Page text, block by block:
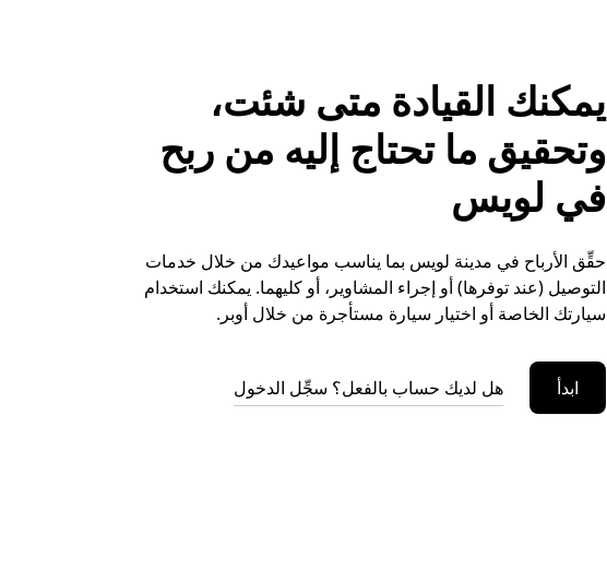
يمكنك القيادة متى شئت،
وتحقيق ما تحتاج إليه من ربح
في لويس
حقِّق الأرباح في مدينة لويس بما يناسب مواعيدك من خلال خدمات
التوصيل (عند توفرها) أو إجراء المشاوير، أو كليهما. يمكنك استخدام
سيارتك الخاصة أو اختيار سيارة مستأجرة من خلال أوبر.
ابدأ هل لديك حساب بالفعل؟ سجِّل الدخول